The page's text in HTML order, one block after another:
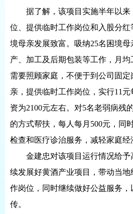
据了解，该项目实施半年以来
位、提供临时工作岗位和入股分红
境母亲发展致富。吸纳25名困境
产、加工及后期包装等工作，月均
需要照顾家庭，不便于到公司固
亲，提供临时工作岗位，实行11
资为2100元左右。对5名老弱病残
的方式帮扶，每人每月500元，同
检查和医疗诊治服务，减轻家庭经
金建忠对该项目运行情况给予
续发展好黄酒产业项目，带动当
作岗位，同时继续做好公益服务
传。